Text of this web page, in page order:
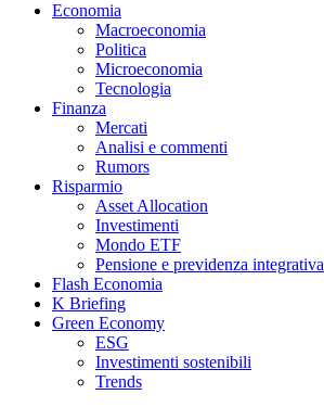
Economia
Macroeconomia
Politica
Microeconomia
Tecnologia
Finanza
Mercati
Analisi e commenti
Rumors
Risparmio
Asset Allocation
Investimenti
Mondo ETF
Pensione e previdenza integrativa
Flash Economia
K Briefing
Green Economy
ESG
Investimenti sostenibili
Trends